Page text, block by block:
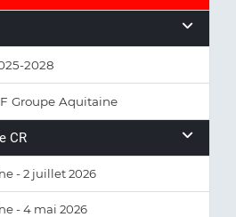
2028
Groupe Aquitaine
CR
- 2 juillet 2026
- 4 mai 2026